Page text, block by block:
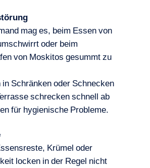
mag es, beim Essen von
oder beim
von Moskitos gesummt zu
Schränken oder Schnecken
schrecken schnell ab
für hygienische Probleme.
Krümel oder
locken in der Regel nicht